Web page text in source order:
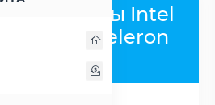
процессоры Intel
и Intel Celeron